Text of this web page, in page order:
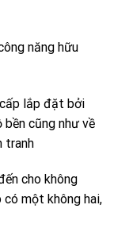
năng hữu
lắp đặt bởi
cũng như về
tranh
cho không
một không hai,